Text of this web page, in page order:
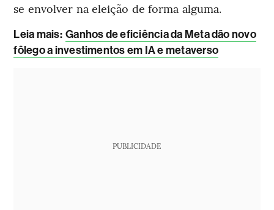
se envolver na eleição de forma alguma.
Leia mais: Ganhos de eficiência da Meta dão novo
fôlego a investimentos em IA e metaverso
PUBLICIDADE